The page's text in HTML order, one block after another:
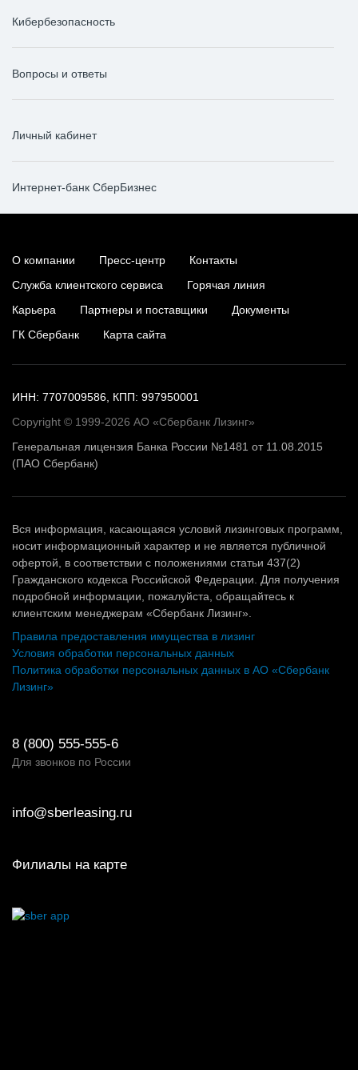
Кибербезопасность
Вопросы и ответы
Личный кабинет
Интернет-банк СберБизнес
О компании Пресс-центр
Контакты
Служба клиентского сервиса
Горячая линия
Карьера
Партнеры и поставщики
Документы
ГК Сбербанк
Карта сайта
ИНН: 7707009586, КПП: 997950001
Copyright © 1999-2026 АО «Сбербанк Лизинг»
Генеральная лицензия Банка России №1481 от 11.08.2015
(ПАО Сбербанк)
Вся информация, касающаяся условий лизинговых программ,
носит информационный характер и не является публичной
офертой, в соответствии с положениями статьи 437(2)
Гражданского кодекса Российской Федерации. Для получения
подробной информации, пожалуйста, обращайтесь к
клиентским менеджерам «Сбербанк Лизинг».
Правила предоставления имущества в лизинг
Условия обработки персональных данных
Политика обработки персональных данных в АО «Сбербанк
Лизинг»
8 (800) 555-555-6
Для звонков по России
info@sberleasing.ru
Филиалы на карте